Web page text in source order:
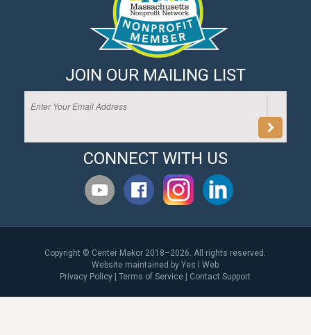
JOIN OUR MAILING LIST
CONNECT WITH US
Copyright © Center Makor 2018–2026. All rights reserved.
Website maintained byYes I Web
Privacy Policy |Terms of Service Contact Support